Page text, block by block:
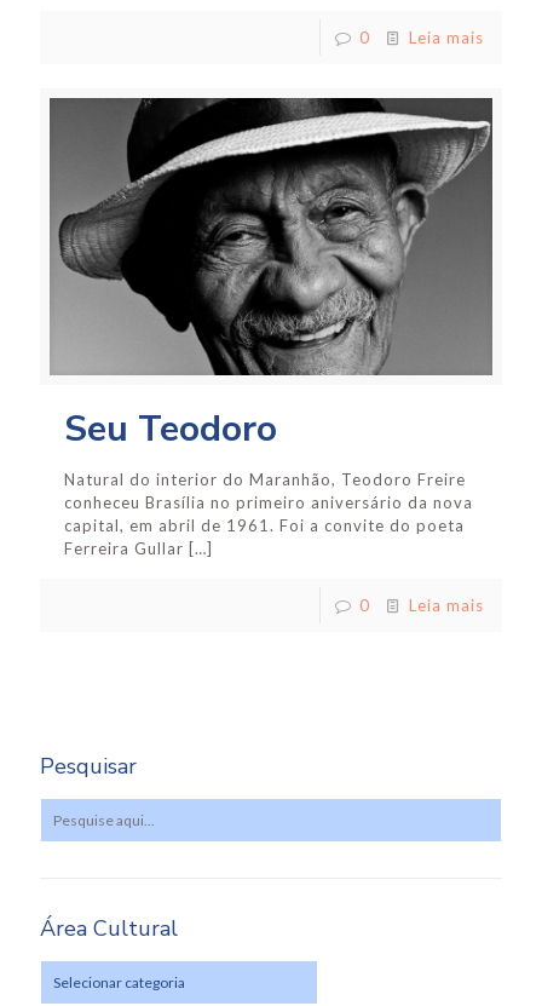
0 Leia mais
Seu Teodoro
Natural do interior do Maranhão, Teodoro Freire
conheceu Brasília no primeiro aniversário da nova
capital, em abril de 1961. Foi a convite do poeta
Ferreira Gullar […]
0 Leia mais
Pesquisar
Área Cultural